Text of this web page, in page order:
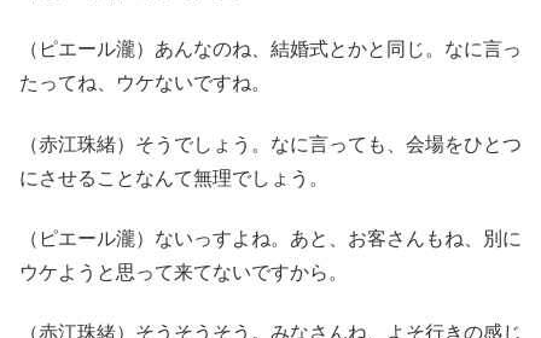
（ピエール瀧）あんなのね、結婚式とかと同じ。なに言っ
たってね、ウケないですね。
（赤江珠緒）そうでしょう。なに言っても、会場をひとつ
にさせることなんて無理でしょう。
（ピエール瀧）ないっすよね。あと、お客さんもね、別に
ウケようと思って来てないですから。
（赤江珠緒）そうそうそう。みなさんね、よそ行きの感じ